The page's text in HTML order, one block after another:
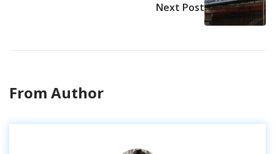
Next Post
From Author